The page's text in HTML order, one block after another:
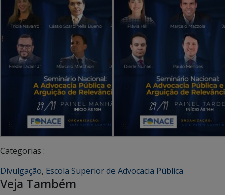
Categorias :
Divulgação, Escola Superior de Advocacia Pública
Veja Também